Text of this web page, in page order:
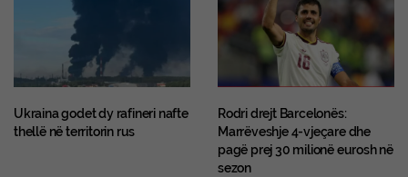
Ukraina godet dy rafineri nafte
thellë në territorin rus
Rodri drejt Barcelonës:
Marrëveshje 4-vjeçare dhe
pagë prej 30 milionë eurosh në
sezon